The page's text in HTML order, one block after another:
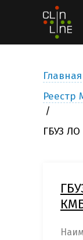
Главная
Реестр
ГБУЗ